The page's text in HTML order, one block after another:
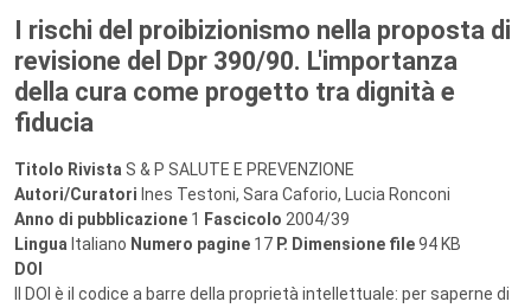
I rischi del proibizionismo nella proposta di
revisione del Dpr 390/90. L'importanza
della cura come progetto tra dignità e
fiducia
Titolo Rivista S & P SALUTE E PREVENZIONE
Autori/Curatori Ines Testoni, Sara Caforio, Lucia Ronconi
Anno di pubblicazione 1 Fascicolo 2004/39
Lingua Italiano Numero pagine 17 P. Dimensione file94 KB
DOI
Il DOI è il codice a barre della proprietà intellettuale: per saperne di